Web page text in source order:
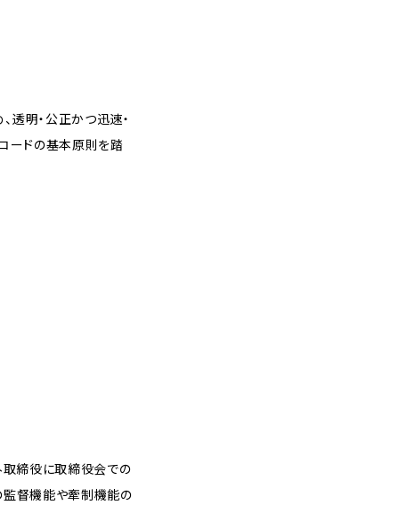
明・公正かつ迅速・
ードの基本原則を踏
取締役に取締役会での
監督機能や牽制機能の